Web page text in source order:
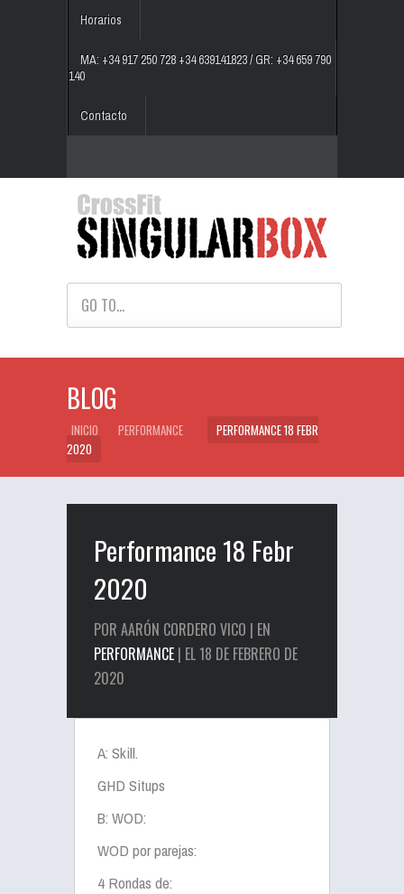
Horarios
MA: +34 917 250 728 +34 639141823 / GR: +34 659 790
140
Contacto
GO TO...
BLOG
INICIO PERFORMANCE
PERFORMANCE 18 FEBR
2020
Performance 18 Febr
2020
POR AARÓN CORDERO VICO | EN
PERFORMANCE | EL 18 DE FEBRERO DE
2020
A: Skill.
GHD Situps
B: WOD:
WOD por parejas:
4 Rondas de: